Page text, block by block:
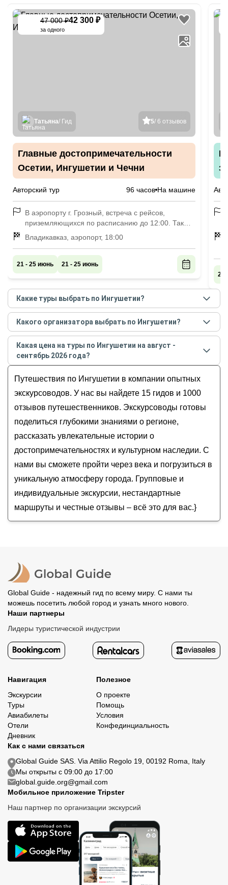
47 000 ₽42 300 ₽
за одного
5/ 6 отзывов
Татьяна/ Гид
Главные достопримечательности
Осетии, Ингушетии и Чечни
Авторский тур 96 часов На машине
В аэропорту г. Грозный, встреча с рейсов,
приземляющихся по расписанию до 12:00. Также
поможем организовать трансфер из Владикавказа
и Махачкалы до г. Грозный за дополнительную
плату
Владикавказ, аэропорт, 18:00
21 - 25 июнь 21 - 25 июнь
21
Какие туры выбрать по Ингушетии?
Самые популярные турыпо Ингушетиив августе -
сентябре 2026года:
Главные достопримечательности Осетии,
Ингушетии и Чечни
Грани Кавказа: 5 республик за 10 дней
Треккинг налегке по Ингушетии: святилища,
башенные комплексы и гора с герба
Величие Грозного, красоты Северной Осетии и
горной Ингушетии: автотур
Какого организатора выбрать по Ингушетии?
Лучшие организаторыпо Ингушетиипо рейтингу и
отзывам в августе 2026года:
Алий
Алана
Мурад
Какая цена на туры по Ингушетии на август -
сентябрь 2026 года?
2026года от 23 175до 160 500 RUB
Путешествия по Ингушетии в компании опытных
экскурсоводов. У нас вы найдете 15 гидов и 1000
отзывов путешественников. Экскурсоводы готовы
поделиться глубокими знаниями о регионе,
рассказать увлекательные истории о
достопримечательностях и культурном наследии. С
нами вы сможете пройти через века и погрузиться в
уникальную атмосферу города. Групповые и
индивидуальные экскурсии, нестандартные
маршруты и честные отзывы – всё это для вас.}
Global Guide - надежный гид по всему миру. С нами ты
можешь посетить любой город и узнать много нового.
Наши партнеры
Лидеры туристической индустрии
Навигация
Экскурсии
Туры
Авиабилеты
Отели
Дневник
Полезное
О проекте
Помощь
Условия
Конфединциальность
Как с нами связаться
Global Guide SAS. Via Attilio Regolo 19, 00192 Roma, Italy
Мы открыты с 09:00 до 17:00
global.guide.org@gmail.com
Мобильное приложение Tripster
Наш партнер по организации экскурсий